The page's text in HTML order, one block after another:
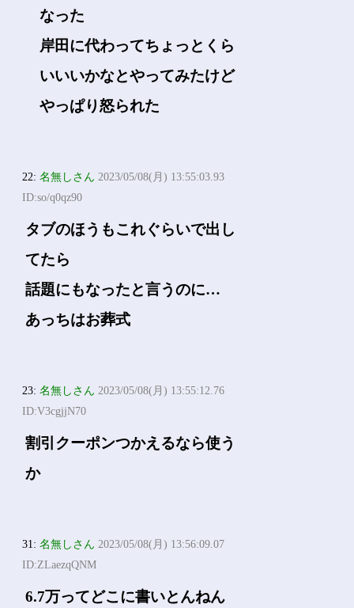
なった
岸田に代わってちょっとくら
いいいかなとやってみたけど
やっぱり怒られた
22:名無しさん 2023/05/08(月) 13:55:03.93
ID:so/q0qz90
タブのほうもこれぐらいで出し
てたら
話題にもなったと言うのに…
あっちはお葬式
23:名無しさん 2023/05/08(月) 13:55:12.76
ID:V3cgjjN70
割引クーポンつかえるなら使う
か
31:名無しさん 2023/05/08(月) 13:56:09.07
ID:ZLaezqQNM
6.7万ってどこに書いとんねん